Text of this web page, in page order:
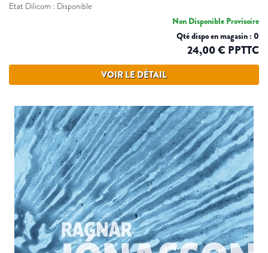
Etat Dilicom : Disponible
Non Disponible Provisoire
Qté dispo en magasin : 0
24,00 € PPTTC
VOIR LE DÉTAIL